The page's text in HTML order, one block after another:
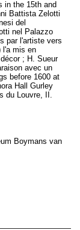
in the 15th and
Battista Zelotti
del
nel Palazzo
par l'artiste vers
l'a mis en
; H. Sueur
avec un
before 1600 at
Hall Gurley
du Louvre, II.
Boymans van